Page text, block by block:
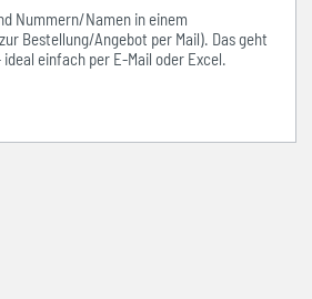
Nummern/Namen in einem
Bestellung/Angebot per Mail). Das geht
einfach per E-Mail oder Excel.